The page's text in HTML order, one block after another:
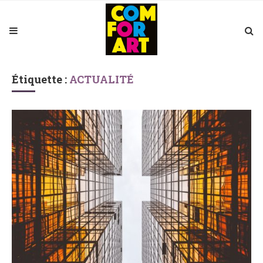
Étiquette : ACTUALITÉ